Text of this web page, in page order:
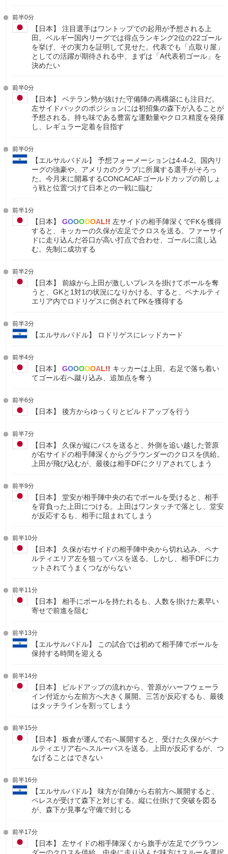
前半0分
【日本】 注目選手はワントップでの起用が予想される上
田。ベルギー国内リーグでは得点ランキング2位の22ゴール
を挙げ、その実力を証明して見せた。代表でも「点取り屋」
としての活躍が期待される中、まずは「A代表初ゴール」を
決めたい
前半0分
【日本】 ベテラン勢が抜けた守備陣の再構築にも注目だ。
左サイドバックのポジションには初招集の森下が入ることが
予想される。持ち味である豊富な運動量やクロス精度を発揮
し、レギュラー定着を目指す
前半0分
【エルサルバドル】 予想フォーメーションは4-4-2。国内リ
ーグの強豪や、アメリカのクラブに所属する選手がそろっ
た。今月末に開幕するCONCACAFゴールドカップの前しょ
う戦と位置づけて日本との一戦に臨む
前半1分
【日本】 GOOOOOAL!! 左サイドの相手陣深くでFKを獲得
すると、キッカーの久保が左足でクロスを送る。ファーサイ
ドに走り込んだ谷口が高い打点で合わせ、ゴールに流し込
む。先制に成功する
前半2分
【日本】 前線から上田が激しいプレスを掛けてボールを奪
うと、GKと1対1の状況になりかける。すると、ペナルティ
エリア内でロドリゲスに倒されてPKを獲得する
前半3分
【エルサルバドル】 ロドリゲスにレッドカード
前半4分
【日本】 GOOOOOAL!! キッカーは上田。右足で落ち着い
てゴール右へ蹴り込み、追加点を奪う
前半6分
【日本】 後方からゆっくりとビルドアップを行う
前半7分
【日本】 久保が縦にパスを送ると、外側を追い越した菅原
が右サイドの相手陣深くからグラウンダーのクロスを供給。
上田が飛び込むが、最後は相手DFにクリアされてしまう
前半9分
【日本】 堂安が相手陣中央の右でボールを受けると、相手
を背負った上田につける。上田はワンタッチで落とし、堂安
が反応するも、相手に阻まれてしまう
前半10分
【日本】 久保が右サイドの相手陣中央から切れ込み、ペナ
ルティエリア左を狙ってパスを送る。しかし、相手DFにカ
ットされてうまくつながらない
前半11分
【日本】 相手にボールを持たれるも、人数を掛けた素早い
寄せで前進を阻む
前半13分
【エルサルバドル】 この試合では初めて相手陣でボールを
保持する時間を迎える
前半14分
【日本】 ビルドアップの流れから、菅原がハーフウェーラ
イン付近から左前方へ大きく展開。三笘が反応するも、最後
はタッチラインを割ってしまう
前半15分
【日本】 板倉が運んで右へ展開すると、受けた久保がペナ
ルティエリア右へスルーパスを送る。上田が反応するが、つ
なげることはできない
前半16分
【エルサルバドル】 味方が自陣から右前方へ展開すると、
ペレスが受けて森下と対じする。縦に仕掛けて突破を図る
が、森下が見事な守備で封じる
前半17分
【日本】 左サイドの相手陣深くから旗手が左足でグラウン